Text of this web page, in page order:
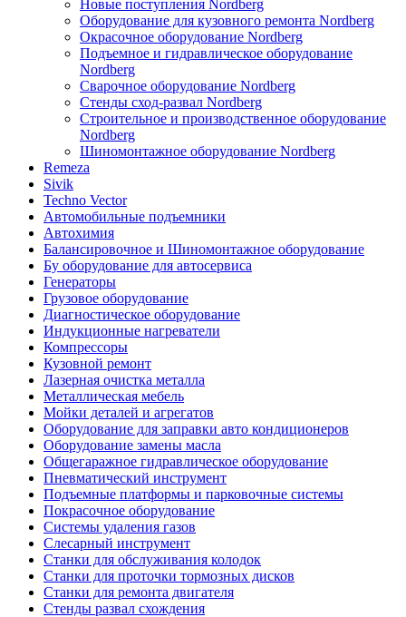
Новые поступления Nordberg
Оборудование для кузовного ремонта Nordberg
Окрасочное оборудование Nordberg
Подъемное и гидравлическое оборудование
Nordberg
Сварочное оборудование Nordberg
Стенды сход-развал Nordberg
Строительное и производственное оборудование
Nordberg
Шиномонтажное оборудование Nordberg
Remeza
Sivik
Techno Vector
Автомобильные подъемники
Автохимия
Балансировочное и Шиномонтажное оборудование
Бу оборудование для автосервиса
Генераторы
Грузовое оборудование
Диагностическое оборудование
Индукционные нагреватели
Компрессоры
Кузовной ремонт
Лазерная очистка металла
Металлическая мебель
Мойки деталей и агрегатов
Оборудование для заправки авто кондиционеров
Оборудование замены масла
Общегаражное гидравлическое оборудование
Пневматический инструмент
Подъемные платформы и парковочные системы
Покрасочное оборудование
Системы удаления газов
Слесарный инструмент
Станки для обслуживания колодок
Станки для проточки тормозных дисков
Станки для ремонта двигателя
Стенды развал схождения